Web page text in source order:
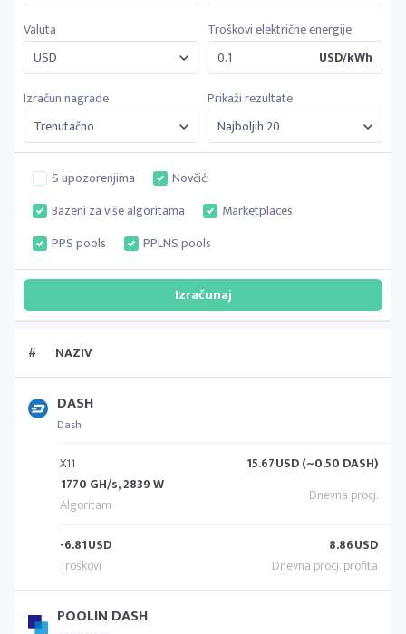
Valuta
Troškovi električne energije
USD/kWh
Izračun nagrade
Prikaži rezultate
S upozorenjima
Novčići
Bazeni za više algoritama
Marketplaces
PPS pools
PPLNS pools
# NAZIV
DASH
Dash
X11
1770 GH/s, 2839 W
15.67USD (~0.50 DASH)
-6.81USD 8.86USD
POOLIN DASH